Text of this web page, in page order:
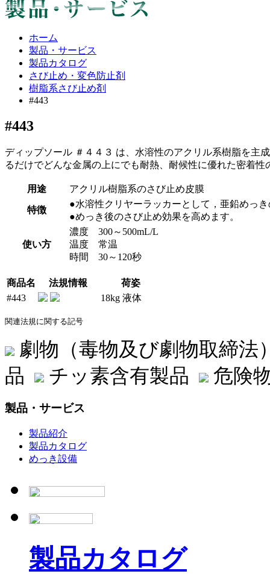
ホーム
製品・サービス
製品カタログ
さび止め・変色防止剤
樹脂系さび止め剤
#443
#443
ディップソール ＃４４３ は、水溶性のアクリル系樹脂を主
るだけでどんな金属の上にでも耐熱、耐候性に優れた密着
用途 アクリル樹脂系のさび止め皮膜
特徴
●水溶性クリヤーラッカーとして，亜鉛めっ
●めっき後のさび止め効果を高めます。
使い方
濃度 300～500mL/L
温度 常温
時間 30～120秒
商品名 法規情報
荷姿
#443
18kg 液体
関連法規に関する記号
劇物（毒物及び劇物取締
品
チッ素含有製品 危険
製品・サービス
製品紹介
製品カタログ
めっき設備
製品カタログ